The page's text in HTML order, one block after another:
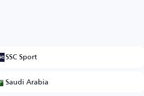
SSC Sport
Saudi Arabia